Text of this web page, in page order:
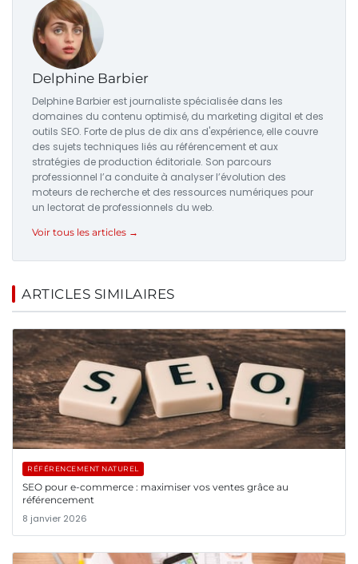
Delphine Barbier
Delphine Barbier est journaliste spécialisée dans les
domaines du contenu optimisé, du marketing digital et des
outils SEO. Forte de plus de dix ans d'expérience, elle couvre
des sujets techniques liés au référencement et aux
stratégies de production éditoriale. Son parcours
professionnel l’a conduite à analyser l’évolution des
moteurs de recherche et des ressources numériques pour
un lectorat de professionnels du web.
Voir tous les articles →
ARTICLES SIMILAIRES
RÉFÉRENCEMENT NATUREL
SEO pour e-commerce : maximiser vos ventes grâce au
référencement
8 janvier 2026